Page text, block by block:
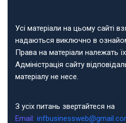
Усі матеріали на цьому сайті
надаються виключно в
Права на матеріали належать
Адміністрація сайту
матеріалу не несе.
З усіх питань звертайтеся на
Email: